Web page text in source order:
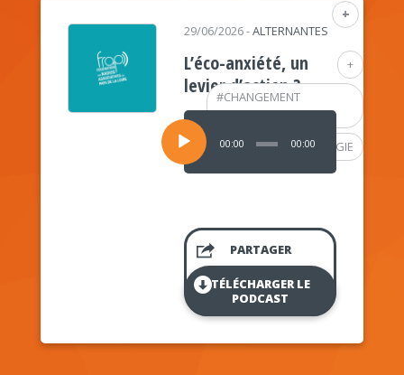
+
+
#CHANGEMENT
CLIMATIQUE
#PSYCHOLOGIE
29/06/2026-ALTERNANTES
L’éco-anxiété, un
levier d’action ?
Lecteur
audio
00:00 00:00
PARTAGER
TÉLÉCHARGER LE
PODCAST